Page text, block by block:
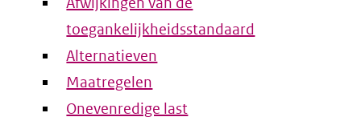
toegankelijkheidsstandaard
Alternatieven
Maatregelen
Onevenredige last